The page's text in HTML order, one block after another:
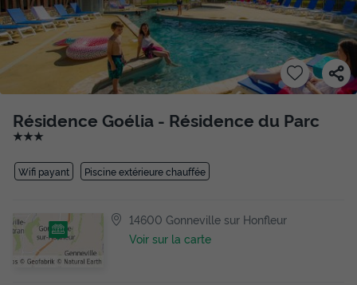
Résidence Goélia - Résidence du Parc
★★★
Wifi payant Piscine extérieure chauffée
14600 Gonneville sur Honfleur
Voir sur la carte